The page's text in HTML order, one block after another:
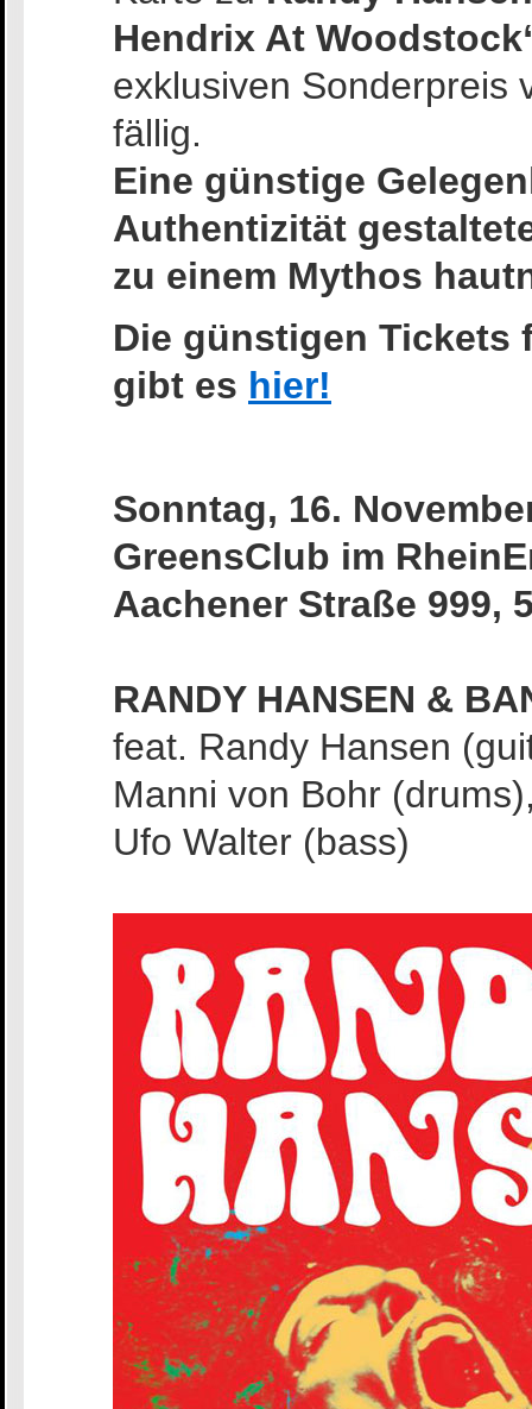
Hendrix At
exklusiven Sonderpreis
fällig.
Eine günstige
Authentizität
zu einem Mythos
Die günstigen Tickets
gibt es hier!
Sonntag, 16.
GreensClub im
Aachener Straße 999,
RANDY HANSEN &
feat. Randy Hansen
Manni von Bohr
Ufo Walter (bass)